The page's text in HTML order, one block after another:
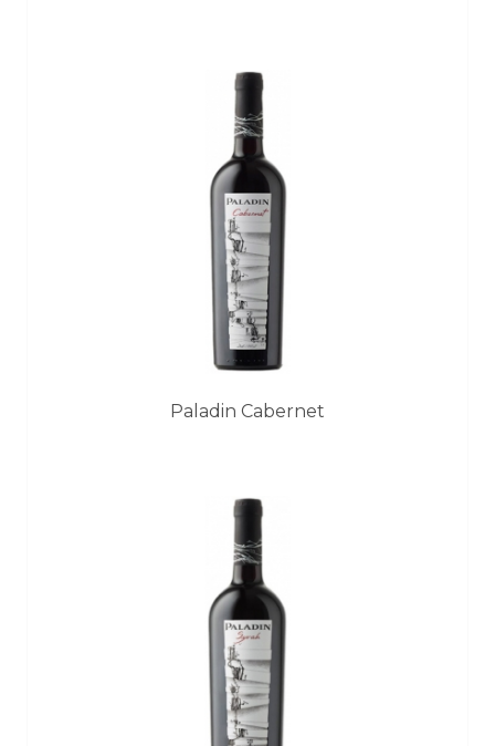
Paladin Cabernet